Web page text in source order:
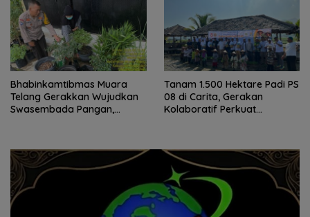
Bhabinkamtibmas Muara
Telang Gerakkan Wujudkan
Swasembada Pangan,
Tanam 1.500 Hektare Padi PS
08 di Carita, Gerakan
Kolaboratif Perkuat